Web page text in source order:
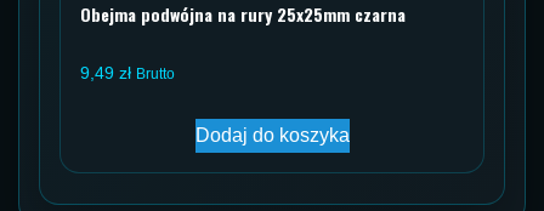
Obejma podwójna na rury 25x25mm czarna
9,49 zł Brutto
Dodaj do koszyka